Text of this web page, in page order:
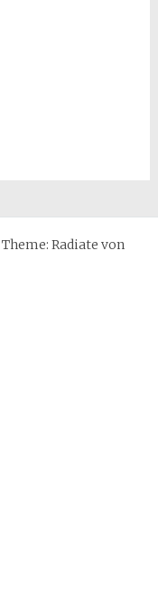
Theme: Radiate von